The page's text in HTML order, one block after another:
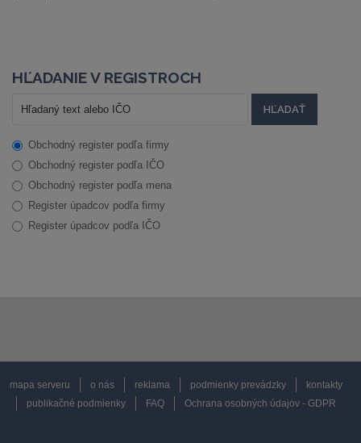
HĽADANIE V REGISTROCH
Obchodný register podľa firmy
Obchodný register podľa IČO
Obchodný register podľa mena
Register úpadcov podľa firmy
Register úpadcov podľa IČO
mapa serveru o nás reklama podmienky prevádzky
kontakty
publikačné podmienky
FAQ Ochrana osobných údajov - GDPR